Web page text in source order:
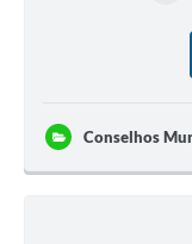
Conselhos